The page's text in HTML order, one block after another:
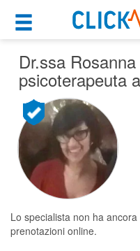
Psicoterapeuta
Roma (RM)
Cosa possiamo offrirti
Per i pazienti
Prenota una
Ricerca
Consulti online
Dr.ssa
psicoterapeuta
Lo specialista non ha
prenotazioni online.